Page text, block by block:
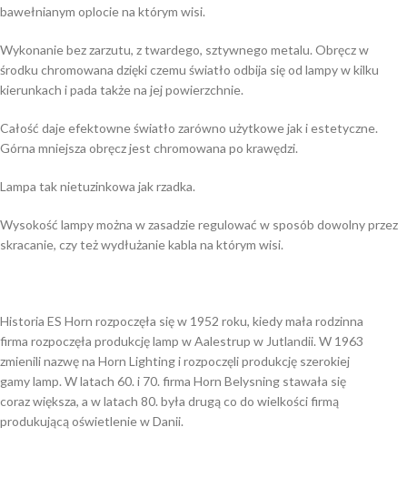
bawełnianym oplocie na którym wisi.
Wykonanie bez zarzutu, z twardego, sztywnego metalu. Obręcz w
środku chromowana dzięki czemu światło odbija się od lampy w kilku
kierunkach i pada także na jej powierzchnie.
Całość daje efektowne światło zarówno użytkowe jak i estetyczne.
Górna mniejsza obręcz jest chromowana po krawędzi.
Lampa tak nietuzinkowa jak rzadka.
Wysokość lampy można w zasadzie regulować w sposób dowolny przez
skracanie, czy też wydłużanie kabla na którym wisi.
Historia ES Horn rozpoczęła się w 1952 roku, kiedy mała rodzinna
firma rozpoczęła produkcję lamp w Aalestrup w Jutlandii. W 1963
zmienili nazwę na Horn Lighting i rozpoczęli produkcję szerokiej
gamy lamp. W latach 60. i 70. firma Horn Belysning stawała się
coraz większa, a w latach 80. była drugą co do wielkości firmą
produkującą oświetlenie w Danii.